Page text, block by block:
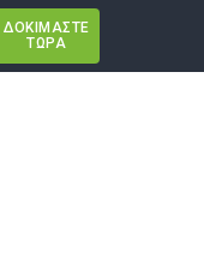
ΔΟΚΙΜΆΣΤΕ
ΤΏΡΑ